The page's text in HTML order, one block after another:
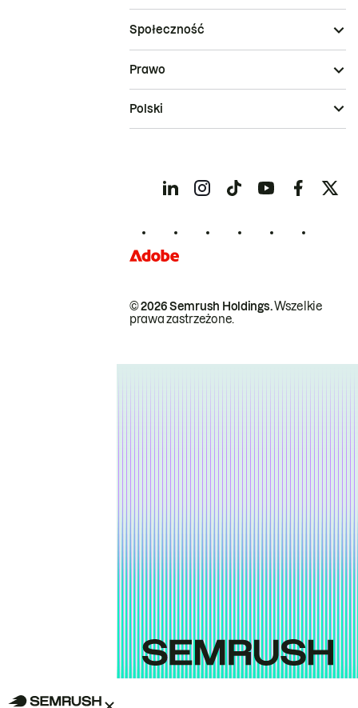
Społeczność
© 2026 Semrush Holdings.Wszelkie
prawa zastrzeżone.
Prawo
Polski